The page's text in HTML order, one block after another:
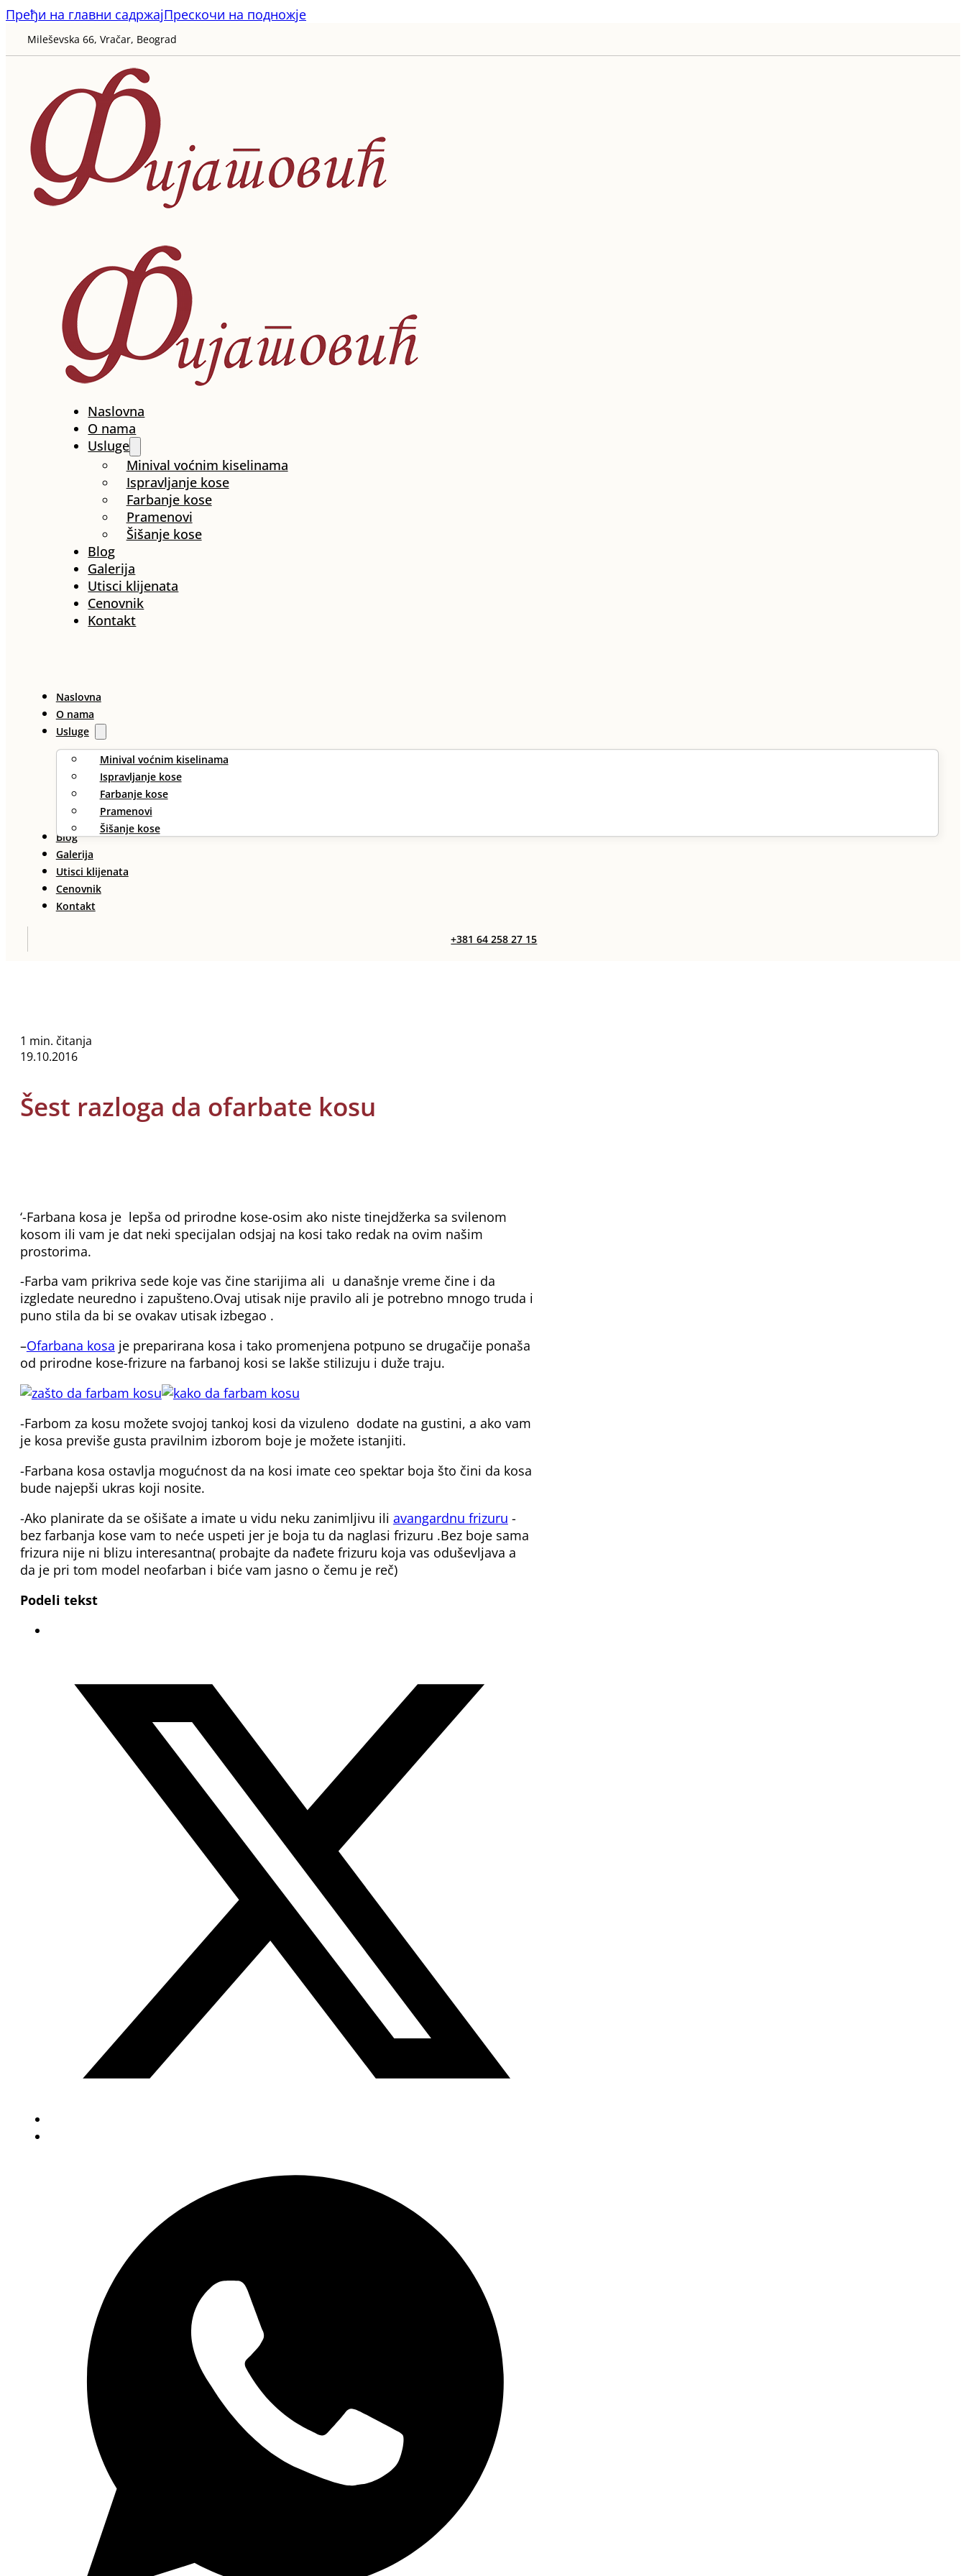
Пређи на главни садржајПрескочи на подножје
Mileševska 66, Vračar, Beograd
Naslovna
O nama
Usluge
Minival voćnim kiselinama
Ispravljanje kose
Farbanje kose
Pramenovi
Šišanje kose
Blog
Galerija
Utisci klijenata
Cenovnik
Kontakt
Naslovna
O nama
Usluge
Minival voćnim kiselinama
Ispravljanje kose
Farbanje kose
Pramenovi
Šišanje kose
Blog
Galerija
Utisci klijenata
Cenovnik
Kontakt
+381 64 258 27 15
1 min. čitanja
19.10.2016
Šest razloga da ofarbate kosu
‘-Farbana kosa je lepša od prirodne kose-osim ako niste tinejdžerka sa svilenom
kosom ili vam je dat neki specijalan odsjaj na kosi tako redak na ovim našim
prostorima.
-Farba vam prikriva sede koje vas čine starijima ali u današnje vreme čine i da
izgledate neuredno i zapušteno.Ovaj utisak nije pravilo ali je potrebno mnogo truda i
puno stila da bi se ovakav utisak izbegao .
–Ofarbana kosa je preparirana kosa i tako promenjena potpuno se drugačije ponaša
od prirodne kose-frizure na farbanoj kosi se lakše stilizuju i duže traju.
-Farbom za kosu možete svojoj tankoj kosi da vizuleno dodate na gustini, a ako vam
je kosa previše gusta pravilnim izborom boje je možete istanjiti.
-Farbana kosa ostavlja mogućnost da na kosi imate ceo spektar boja što čini da kosa
bude najepši ukras koji nosite.
-Ako planirate da se ošišate a imate u vidu neku zanimljivu ili avangardnu frizuru -
bez farbanja kose vam to neće uspeti jer je boja tu da naglasi frizuru .Bez boje sama
frizura nije ni blizu interesantna( probajte da nađete frizuru koja vas oduševljava a
da je pri tom model neofarban i biće vam jasno o čemu je reč)
Podeli tekst